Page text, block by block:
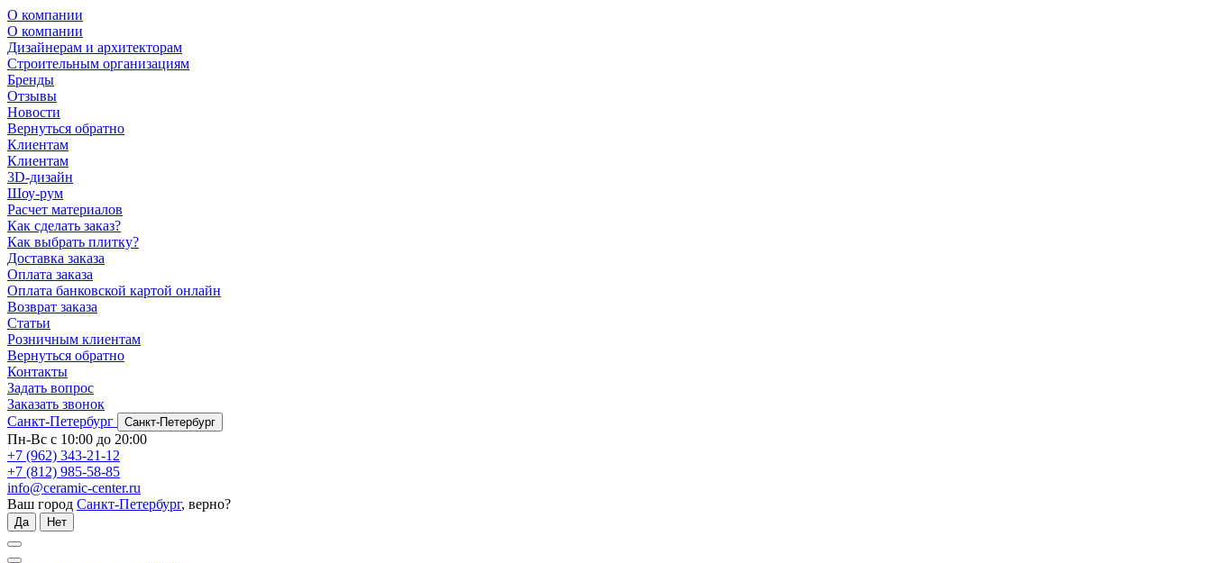
О компании
О компании
Дизайнерам и архитекторам
Строительным организациям
Бренды
Отзывы
Новости
Вернуться обратно
Клиентам
Клиентам
3D-дизайн
Шоу-рум
Расчет материалов
Как сделать заказ?
Как выбрать плитку?
Доставка заказа
Оплата заказа
Оплата банковской картой онлайн
Возврат заказа
Статьи
Розничным клиентам
Вернуться обратно
Контакты
Задать вопрос
Заказать звонок
Санкт-Петербург
Санкт-Петербург
Пн-Вс с 10:00 до 20:00
+7 (962) 343-21-12
+7 (812) 985-58-85
info@ceramic-center.ru
Ваш город Санкт-Петербург, верно?
Да Нет